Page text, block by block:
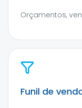
Orçamentos,
Funil de